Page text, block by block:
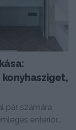
pár számára
enteriőr...